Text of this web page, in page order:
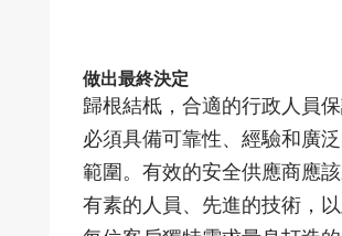
做出最終決定
歸根結柢，合適的行政人員
必須具備可靠性、經驗和廣
範圍。有效的安全供應商應
有素的人員、先進的技術，